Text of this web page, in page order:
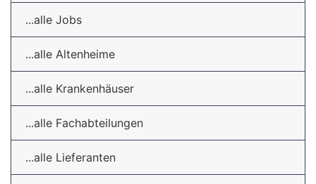
...alle Jobs
...alle Altenheime
...alle Krankenhäuser
...alle Fachabteilungen
...alle Lieferanten